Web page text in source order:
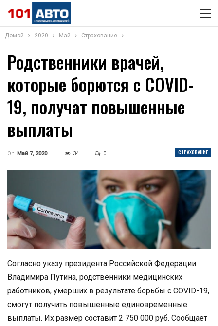
Домой 2020 Май Страхование
Родственники врачей,
которые борются с COVID-
19, получат повышенные
выплаты
СТРАХОВАНИЕ
On Май 7, 2020 34 0
Согласно указу президента Российской Федерации
Владимира Путина, родственники медицинских
работников, умерших в результате борьбы с COVID-19,
смогут получить повышенные единовременные
выплаты. Их размер составит 2 750 000 руб. Сообщает